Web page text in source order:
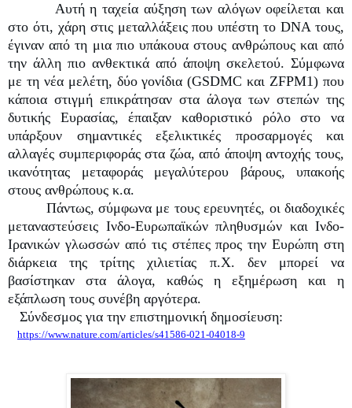
Αυτή η ταχεία αύξηση των αλόγων οφείλεται και
στο ότι, χάρη στις μεταλλάξεις που υπέστη το DNA τους,
έγιναν από τη μια πιο υπάκουα στους ανθρώπους και από
την άλλη πιο ανθεκτικά από άποψη σκελετού. Σύμφωνα
με τη νέα μελέτη, δύο γονίδια (GSDMC και ZFPM1) που
κάποια στιγμή επικράτησαν στα άλογα των στεπών της
δυτικής Ευρασίας, έπαιξαν καθοριστικό ρόλο στο να
υπάρξουν σημαντικές εξελικτικές προσαρμογές και
αλλαγές συμπεριφοράς στα ζώα, από άποψη αντοχής τους,
ικανότητας μεταφοράς μεγαλύτερου βάρους, υπακοής
στους ανθρώπους κ.α.
Πάντως, σύμφωνα με τους ερευνητές, οι διαδοχικές
μεταναστεύσεις Ινδο-Ευρωπαϊκών πληθυσμών και Ινδο-
Ιρανικών γλωσσών από τις στέπες προς την Ευρώπη στη
διάρκεια της τρίτης χιλιετίας π.Χ. δεν μπορεί να
βασίστηκαν στα άλογα, καθώς η εξημέρωση και η
εξάπλωση τους συνέβη αργότερα.
Σύνδεσμος για την επιστημονική δημοσίευση:
https://www.nature.com/articles/s41586-021-04018-9